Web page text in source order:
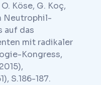
Köse, G. Koç,
Neutrophil-
auf das
mit radikaler
Kongress,
S.186-187.